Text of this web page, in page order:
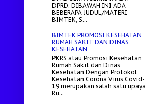
DPRD. DIBAWAH INI ADA
BEBERAPA JUDUL/MATERI
BIMTEK, S...
BIMTEK PROMOSI KESEHATAN
RUMAH SAKIT DAN DINAS
KESEHATAN
PKRS atau Promosi Kesehatan
Rumah Sakit dan Dinas
Kesehatan Dengan Protokol
Kesehatan Corona Virus Covid-
19 merupakan salah satu upaya
Ru...